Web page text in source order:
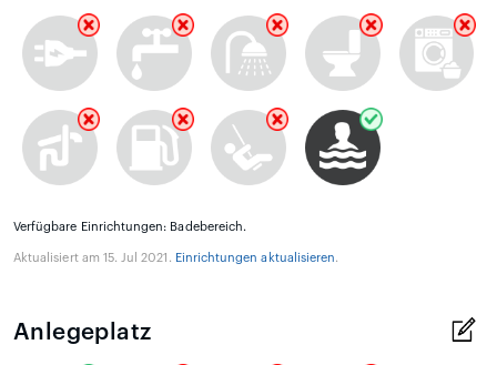
Verfügbare Einrichtungen: Badebereich.
Aktualisiert am 15. Jul 2021. Einrichtungen aktualisieren.
Anlegeplatz